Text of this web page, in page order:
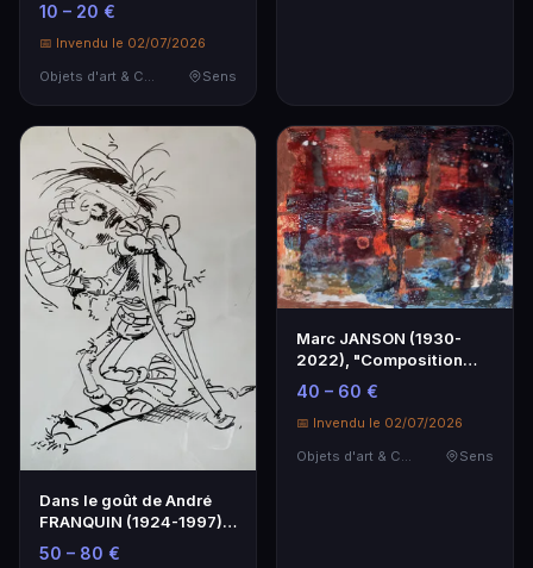
10 – 20 €
📅 Invendu le 02/07/2026
Objets d'art & Curiosités
Sens
Dans le goût de André
FRANQUIN (1924-1997),
"Gaston".
50 – 80 €
Marc JANSON (1930-
2022), "Composition
abstraite".
40 – 60 €
📅 Invendu le 02/07/2026
Objets d'art & Curiosités
Sens